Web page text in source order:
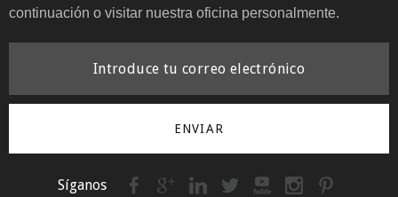
continuación o visitar nuestra oficina personalmente.
ENVIAR
Síganos